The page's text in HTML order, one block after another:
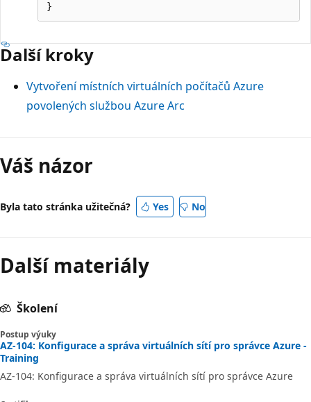
Další kroky
Vytvoření místních virtuálních počítačů Azure
povolených službou Azure Arc
Váš názor
Byla tato stránka užitečná? Yes No
Další materiály
Školení
Postup výuky
AZ-104: Konfigurace a správa virtuálních sítí pro správce Azure -
Training
AZ-104: Konfigurace a správa virtuálních sítí pro správce Azure